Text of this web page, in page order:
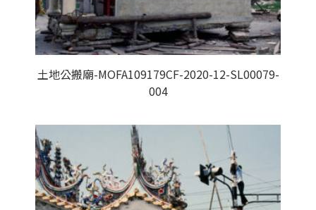
土地公搬廟-MOFA109179CF-2020-12-SL00079-
004